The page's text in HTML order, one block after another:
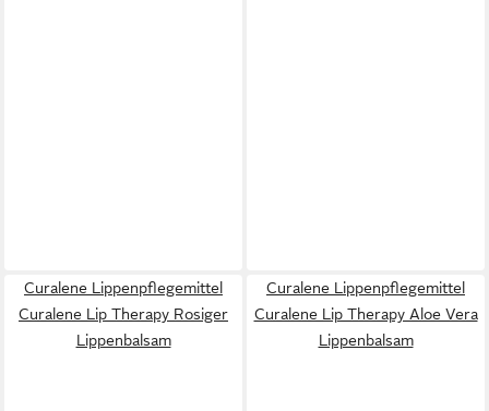
Curalene Lippenpflegemittel
Curalene Lip Therapy Rosiger
Lippenbalsam
Curalene Lippenpflegemittel
Curalene Lip Therapy Aloe Vera
Lippenbalsam